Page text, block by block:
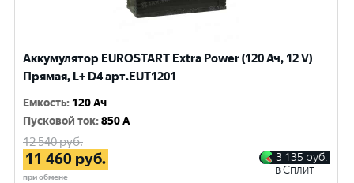
Аккумулятор EUROSTART Extra Power (120 Ач, 12 V)
Прямая, L+ D4 арт.EUT1201
Емкость: 120 Ач
Пусковой ток:850 A
12 540руб.
11 460 руб.
при обмене
3 135 руб.
в Сплит